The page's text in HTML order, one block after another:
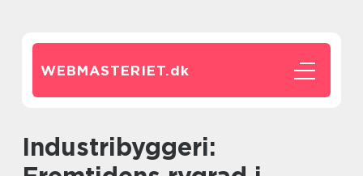
WEBMASTERIET.dk
Industribyggeri: